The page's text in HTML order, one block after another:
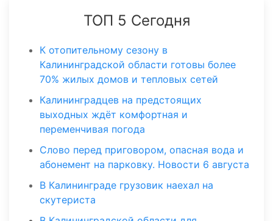
ТОП 5 Сегодня
К отопительному сезону в
Калининградской области готовы более
70% жилых домов и тепловых сетей
Калининградцев на предстоящих
выходных ждёт комфортная и
переменчивая погода
Слово перед приговором, опасная вода и
абонемент на парковку. Новости 6 августа
В Калининграде грузовик наехал на
скутериста